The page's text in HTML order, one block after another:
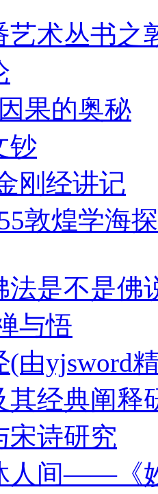
艺术丛书之
果的奥秘
钞
刚经讲记
敦煌学海
法是不是佛
与悟
由yjsword
其经典阐释
宋诗研究
人间——《